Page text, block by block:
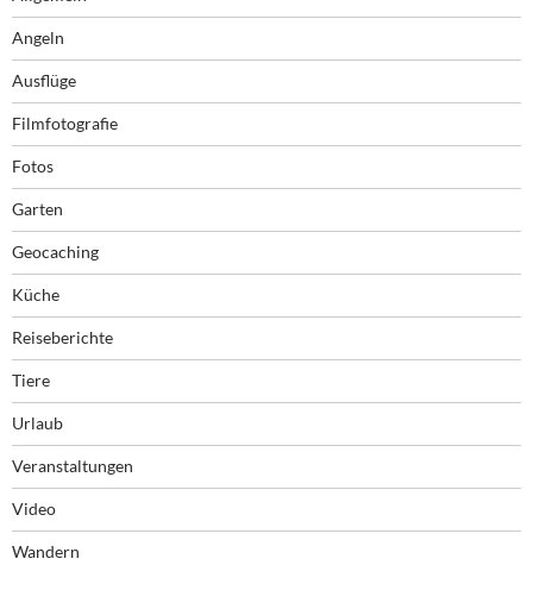
Angeln
Ausflüge
Filmfotografie
Fotos
Garten
Geocaching
Küche
Reiseberichte
Tiere
Urlaub
Veranstaltungen
Video
Wandern